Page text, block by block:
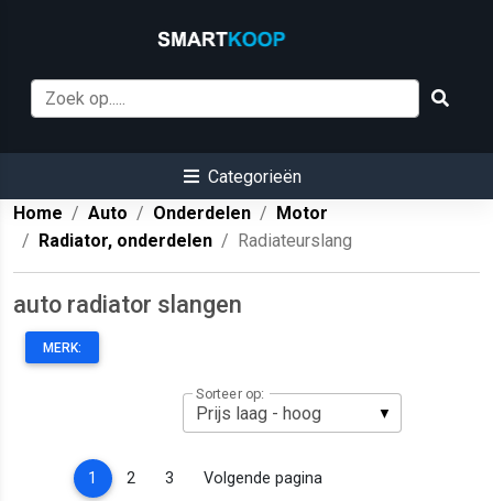
Categorieën
Home
Auto Onderdelen
Motor
Radiator, onderdelen
Radiateurslang
auto radiator slangen
MERK:
Sorteer op:
1 (current)
2 3 Volgende pagina